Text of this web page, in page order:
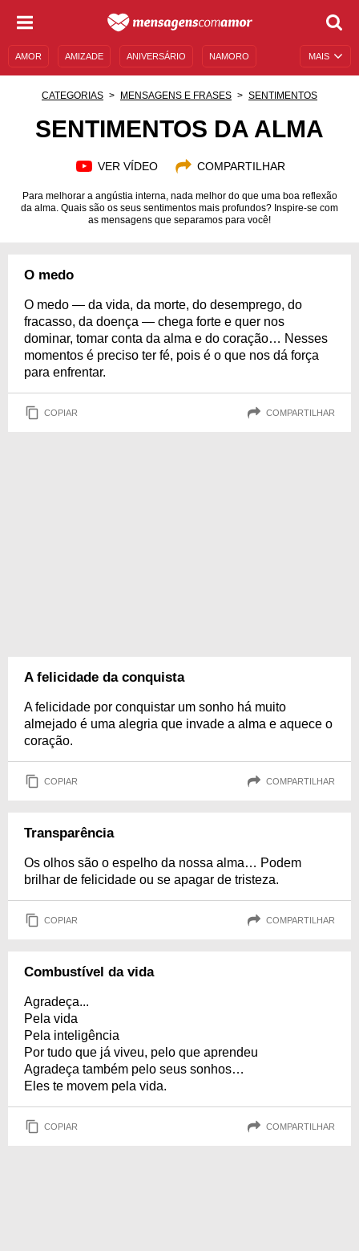
MAIS
AMOR AMIZADE ANIVERSÁRIO NAMORO
CATEGORIAS MENSAGENS E FRASES SENTIMENTOS
SENTIMENTOS DA ALMA
VER VÍDEO COMPARTILHAR
Para melhorar a angústia interna, nada melhor do que uma boa reflexão
da alma. Quais são os seus sentimentos mais profundos? Inspire-se com
as mensagens que separamos para você!
O medo
O medo — da vida, da morte, do desemprego, do
fracasso, da doença — chega forte e quer nos
dominar, tomar conta da alma e do coração… Nesses
momentos é preciso ter fé, pois é o que nos dá força
para enfrentar.
COPIAR COMPARTILHAR
A felicidade da conquista
A felicidade por conquistar um sonho há muito
almejado é uma alegria que invade a alma e aquece o
coração.
COPIAR COMPARTILHAR
Transparência
Os olhos são o espelho da nossa alma… Podem
brilhar de felicidade ou se apagar de tristeza.
COPIAR COMPARTILHAR
Combustível da vida
Agradeça...
Pela vida
Pela inteligência
Por tudo que já viveu, pelo que aprendeu
Agradeça também pelo seus sonhos…
Eles te movem pela vida.
COPIAR COMPARTILHAR